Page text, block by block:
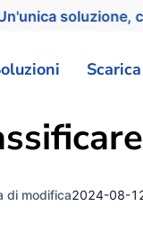
soluzione,
Scarica
di modifica2024-08-